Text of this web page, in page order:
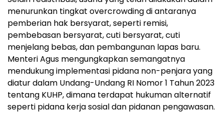
menurunkan tingkat overcrowding di antaranya
pemberian hak bersyarat, seperti remisi,
pembebasan bersyarat, cuti bersyarat, cuti
menjelang bebas, dan pembangunan lapas baru.
Menteri Agus mengungkapkan semangatnya
mendukung implementasi pidana non-penjara yang
diatur dalam Undang-Undang RI Nomor 1 Tahun 2023
tentang KUHP, dimana terdapat hukuman alternatif
seperti pidana kerja sosial dan pidanan pengawasan.